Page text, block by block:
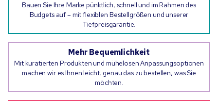
Bauen Sie Ihre Marke pünktlich, schnell und im Rahmen des
Budgets auf – mit flexiblen Bestellgrößen und unserer
Tiefpreisgarantie.
Mehr Bequemlichkeit
Mit kuratierten Produkten und mühelosen Anpassungsoptionen
machen wir es Ihnen leicht, genau das zu bestellen, was Sie
möchten.